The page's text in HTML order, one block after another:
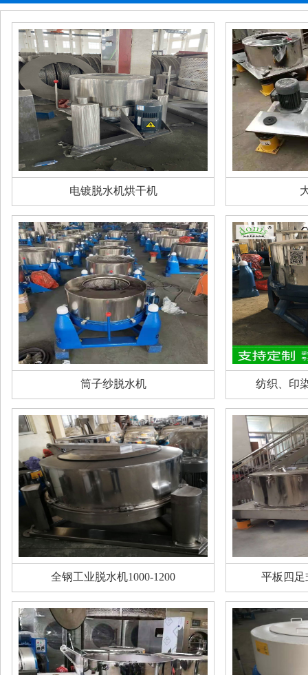
电镀脱水机烘干机
筒子纱脱水机 纺织、印
全钢工业脱水机1000-1200 平板四足